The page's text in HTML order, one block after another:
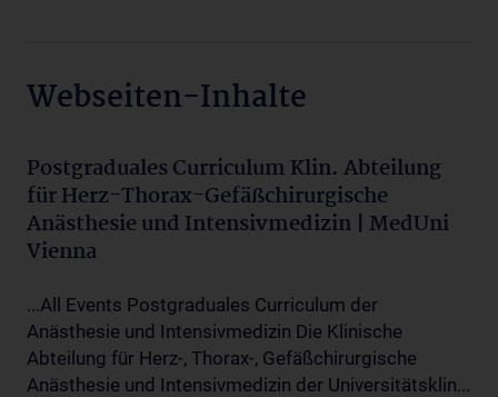
Webseiten-Inhalte
Postgraduales Curriculum Klin. Abteilung
für Herz-Thorax-Gefäßchirurgische
Anästhesie und Intensivmedizin | MedUni
Vienna
...All Events Postgraduales Curriculum der
Anästhesie und Intensivmedizin Die Klinische
Abteilung für Herz-, Thorax-, Gefäßchirurgische
Anästhesie und Intensivmedizin der Universitätsklin...